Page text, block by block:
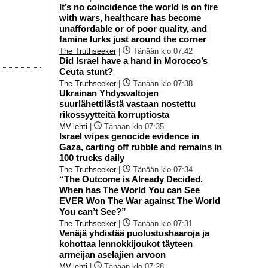
It’s no coincidence the world is on fire
with wars, healthcare has become
unaffordable or of poor quality, and
famine lurks just around the corner
The Truthseeker| Tänään klo 07:42
Did Israel have a hand in Morocco’s
Ceuta stunt?
The Truthseeker| Tänään klo 07:38
Ukrainan Yhdysvaltojen
suurlähettilästä vastaan nostettu
rikossyytteitä korruptiosta
MV-lehti Tänään klo 07:35
Israel wipes genocide evidence in
Gaza, carting off rubble and remains in
100 trucks daily
The Truthseeker| Tänään klo 07:34
“The Outcome is Already Decided.
When has The World You can See
EVER Won The War against The World
You can’t See?”
The Truthseeker| Tänään klo 07:31
Venäjä yhdistää puolustushaaroja ja
kohottaa lennokkijoukot täyteen
armeijan aselajien arvoon